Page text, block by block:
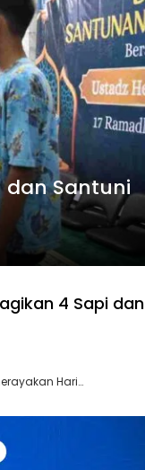
dan Santuni
4 Sapi dan
Hari…